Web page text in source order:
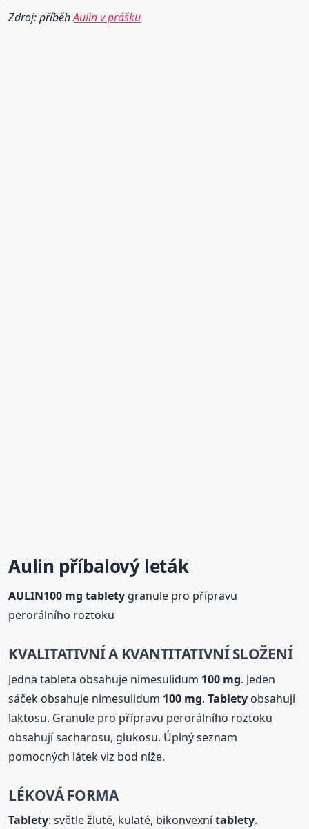
Zdroj: příběhAulin v prášku
Aulin příbalový leták
AULIN100 mg tablety granule pro přípravu
perorálního roztoku
KVALITATIVNÍ A KVANTITATIVNÍ SLOŽENÍ
Jedna tableta obsahuje nimesulidum 100 mg. Jeden
sáček obsahuje nimesulidum 100 mg.Tablety obsahují
laktosu. Granule pro přípravu perorálního roztoku
obsahují sacharosu, glukosu. Úplný seznam
pomocných látek viz bod níže.
LÉKOVÁ FORMA
Tablety: světle žluté, kulaté, bikonvexnítablety.